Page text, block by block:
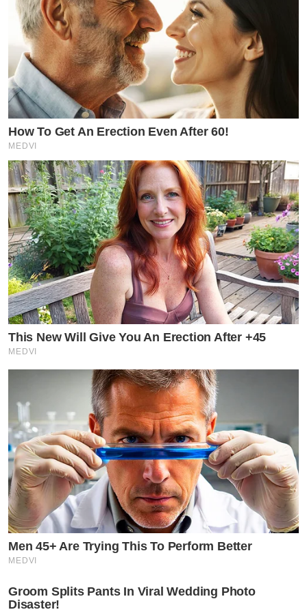
How To Get An Erection Even After 60!
MEDVI
This New Will Give You An Erection After +45
MEDVI
Men 45+ Are Trying This To Perform Better
MEDVI
Groom Splits Pants In Viral Wedding Photo
Disaster!